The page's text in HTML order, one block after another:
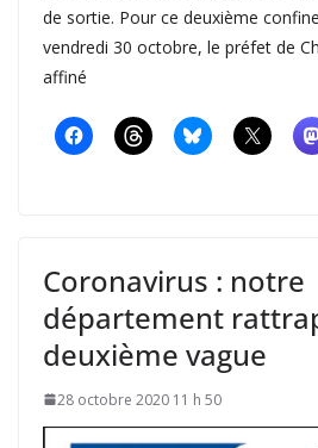
de sortie. Pour ce deuxième
vendredi 30 octobre, le préfet de
affiné
Coronavirus : notre
département
deuxième vague
28 octobre 2020 11 h 50